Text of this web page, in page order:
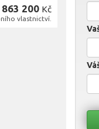
863 200 Kč
vlastnictví.